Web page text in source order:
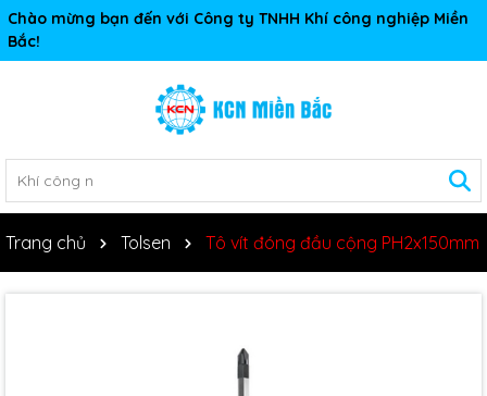
Chào mừng bạn đến với Công ty TNHH Khí công nghiệp Miền
Bắc!
Trang chủ Tolsen Tô vít đóng đầu cộng PH2x150mm